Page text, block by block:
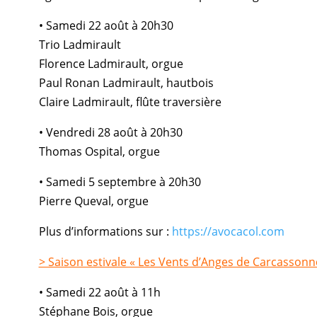
• Samedi 22 août à 20h30
Trio Ladmirault
Florence Ladmirault, orgue
Paul Ronan Ladmirault, hautbois
Claire Ladmirault, flûte traversière
• Vendredi 28 août à 20h30
Thomas Ospital, orgue
• Samedi 5 septembre à 20h30
Pierre Queval, orgue
Plus d’informations sur : https://avocacol.com
> Saison estivale « Les Vents d’Anges de
• Samedi 22 août à 11h
Stéphane Bois, orgue